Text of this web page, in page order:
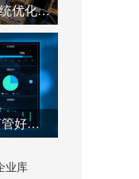
速达软件：进销存管理系统优化仓库工厂效率（1）
速达软件：MES系统如何管好工厂每一个环节（上）
业库